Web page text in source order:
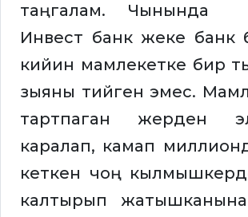
таңгалам. Чынында
Инвест банк жеке банк
кийин мамлекетке бир
зыяны тийген эмес.
тартпаган жерден
каралап, камап
кеткен чоң
калтырып